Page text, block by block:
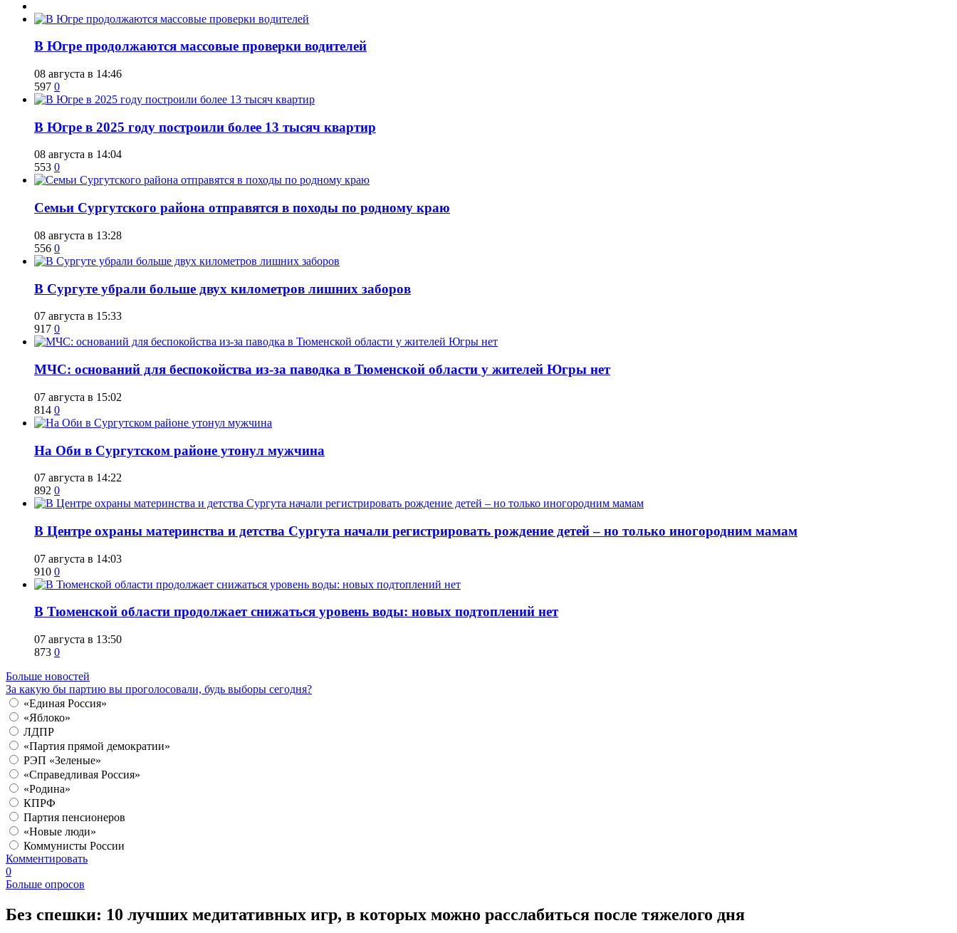
​В Югре продолжаются массовые проверки водителей
08 августа в 14:46
597 0
​В Югре в 2025 году построили более 13 тысяч квартир
08 августа в 14:04
553 0
​Семьи Сургутского района отправятся в походы по родному краю
08 августа в 13:28
556 0
​В Сургуте убрали больше двух километров лишних заборов
07 августа в 15:33
917 0
​МЧС: оснований для беспокойства из-за паводка в Тюменской области у жителей Югры нет
07 августа в 15:02
814 0
​На Оби в Сургутском районе утонул мужчина
07 августа в 14:22
892 0
​В Центре охраны материнства и детства Сургута начали регистрировать рождение детей – но только иногородним мамам
07 августа в 14:03
910 0
​В Тюменской области продолжает снижаться уровень воды: новых подтоплений нет
07 августа в 13:50
873 0
Больше новостей
За какую бы партию вы проголосовали, будь выборы сегодня?
«Единая Россия»
«Яблоко»
ЛДПР
«Партия прямой демократии»
РЭП «Зеленые»
«Справедливая Россия»
«Родина»
КПРФ
Партия пенсионеров
«Новые люди»
Коммунисты России
Комментировать
0
Больше опросов
Без спешки: 10 лучших медитативных игр, в которых можно расслабиться после тяжелого дня